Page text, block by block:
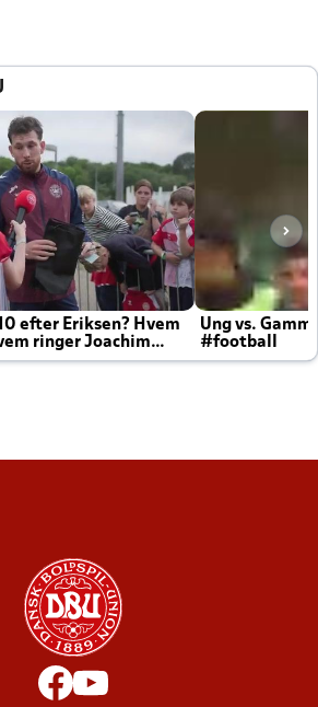
efter Eriksen? Hvem
ringer Joachim
Ung vs.
#football